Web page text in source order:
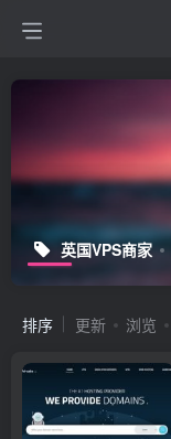
英国VPS商家
排序 更新 浏览